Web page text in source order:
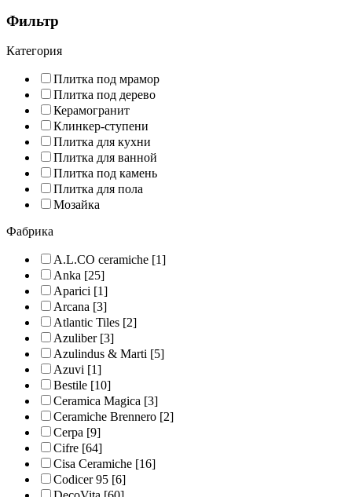
Фильтр
Категория
Плитка под мрамор
Плитка под дерево
Керамогранит
Клинкер-ступени
Плитка для кухни
Плитка для ванной
Плитка под камень
Плитка для пола
Мозайка
Фабрика
A.L.CO ceramiche [1]
Anka [25]
Aparici [1]
Arcana [3]
Atlantic Tiles [2]
Azuliber[3]
Azulindus & Marti [5]
Azuvi [1]
Bestile [10]
Ceramica Magica [3]
Ceramiche Brennero [2]
Cerpa [9]
Cifre [64]
Cisa Ceramiche [16]
Codicer 95 [6]